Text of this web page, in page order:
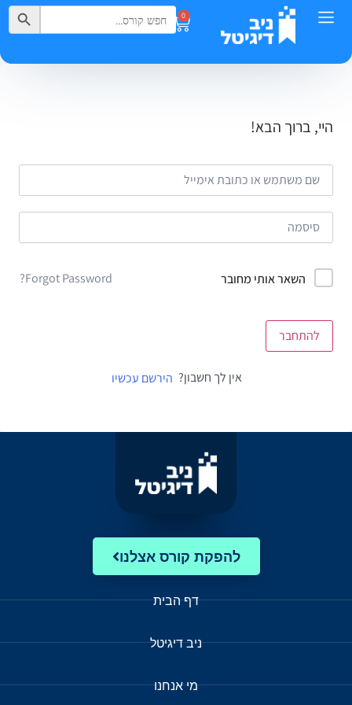
0
Search
for:
Search Button
היי, ברוך הבא!
השאר אותי מחובר Forgot Password?
להתחבר
אין לך חשבון? הירשם עכשיו
להפקת קורס אצלנו
דף הבית
ניב דיגיטל
מי אנחנו